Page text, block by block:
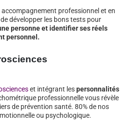
accompagnement professionnel et en
développer les bons tests pour
personne et identifier ses réels
personnel.
et intégrant lespersonnalités
professionnelle vous révèle
de prévention santé. 80% de nos
ou psychologique.